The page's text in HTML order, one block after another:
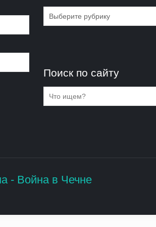
Рубрики
Поиск по сайту
- Война в Чечне